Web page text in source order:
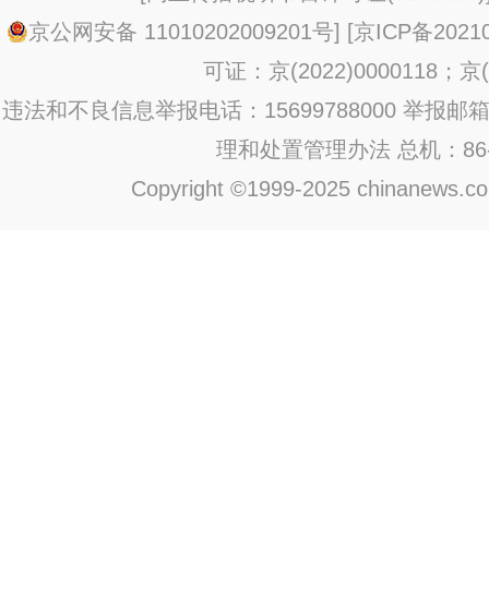
京公网安备 11010202009201号] [京ICP备
可证：京(2022)0000118；京
违法和不良信息举报电话：15699788000 举报邮
理和处置管理办法 总机：
Copyright ©1999-2025